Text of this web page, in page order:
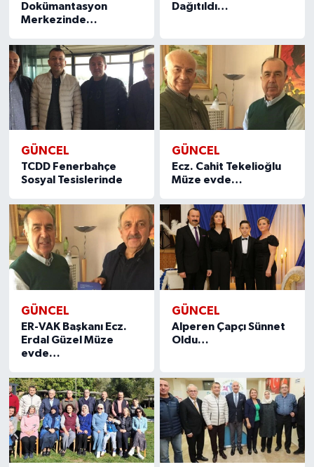
Dokümantasyon
Merkezinde…
Dağıtıldı…
GÜNCEL
TCDD Fenerbahçe
Sosyal Tesislerinde
GÜNCEL
Ecz. Cahit Tekelioğlu
Müze evde…
GÜNCEL
ER-VAK Başkanı Ecz.
Erdal Güzel Müze
evde…
GÜNCEL
Alperen Çapçı Sünnet
Oldu…